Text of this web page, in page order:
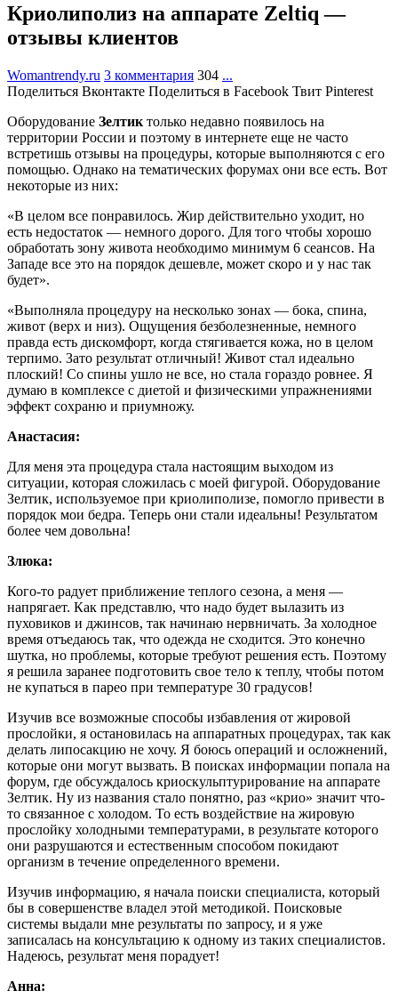
Криолиполиз на аппарате Zeltiq —
отзывы клиентов
Womantrendy.ru 3 комментария 304 ...
Поделиться Вконтакте Поделиться в Facebook Твит Pinterest
Оборудование Зелтик только недавно появилось на
территории России и поэтому в интернете еще не часто
встретишь отзывы на процедуры, которые выполняются с его
помощью. Однако на тематических форумах они все есть. Вот
некоторые из них:
«В целом все понравилось. Жир действительно уходит, но
есть недостаток — немного дорого. Для того чтобы хорошо
обработать зону живота необходимо минимум 6 сеансов. На
Западе все это на порядок дешевле, может скоро и у нас так
будет».
«Выполняла процедуру на несколько зонах — бока, спина,
живот (верх и низ). Ощущения безболезненные, немного
правда есть дискомфорт, когда стягивается кожа, но в целом
терпимо. Зато результат отличный! Живот стал идеально
плоский! Со спины ушло не все, но стала гораздо ровнее. Я
думаю в комплексе с диетой и физическими упражнениями
эффект сохраню и приумножу.
Анастасия:
Для меня эта процедура стала настоящим выходом из
ситуации, которая сложилась с моей фигурой. Оборудование
Зелтик, используемое при криолиполизе, помогло привести в
порядок мои бедра. Теперь они стали идеальны! Результатом
более чем довольна!
Злюка:
Кого-то радует приближение теплого сезона, а меня —
напрягает. Как представлю, что надо будет вылазить из
пуховиков и джинсов, так начинаю нервничать. За холодное
время отъедаюсь так, что одежда не сходится. Это конечно
шутка, но проблемы, которые требуют решения есть. Поэтому
я решила заранее подготовить свое тело к теплу, чтобы потом
не купаться в парео при температуре 30 градусов!
Изучив все возможные способы избавления от жировой
прослойки, я остановилась на аппаратных процедурах, так как
делать липосакцию не хочу. Я боюсь операций и осложнений,
которые они могут вызвать. В поисках информации попала на
форум, где обсуждалось криоскульптурирование на аппарате
Зелтик. Ну из названия стало понятно, раз «крио» значит что-
то связанное с холодом. То есть воздействие на жировую
прослойку холодными температурами, в результате которого
они разрушаются и естественным способом покидают
организм в течение определенного времени.
Изучив информацию, я начала поиски специалиста, который
бы в совершенстве владел этой методикой. Поисковые
системы выдали мне результаты по запросу, и я уже
записалась на консультацию к одному из таких специалистов.
Надеюсь, результат меня порадует!
Анна: